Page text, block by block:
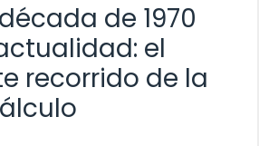
de 1970
el
recorrido de la